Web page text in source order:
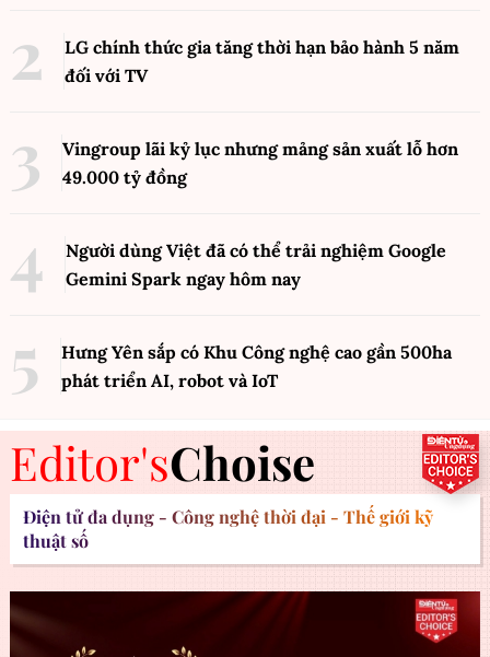
LG chính thức gia tăng thời hạn bảo hành 5 năm
đối với TV
Vingroup lãi kỷ lục nhưng mảng sản xuất lỗ hơn
49.000 tỷ đồng
Người dùng Việt đã có thể trải nghiệm Google
Gemini Spark ngay hôm nay
Hưng Yên sắp có Khu Công nghệ cao gần 500ha
phát triển AI, robot và IoT
Editor'sChoise
Điện tử đa dụng - Công nghệ thời đại - Thế giới kỹ
thuật số